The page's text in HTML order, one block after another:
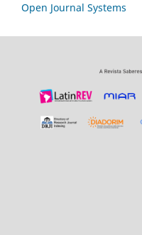
Open Journal Systems